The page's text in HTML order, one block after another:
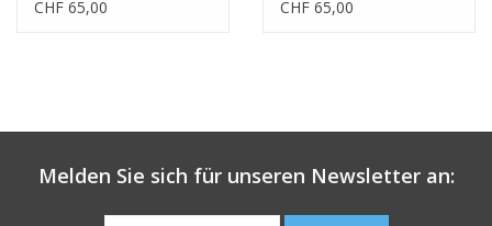
CHF 65,00
CHF 65,00
Melden Sie sich für unseren Newsletter an: